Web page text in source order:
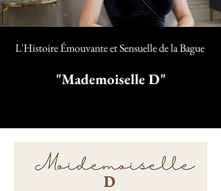
L'Histoire Émouvante et Sensuelle de la Bague
"Mademoiselle D"